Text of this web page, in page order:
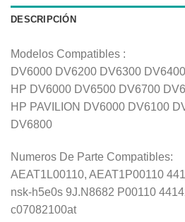
DESCRIPCIÓN
Modelos Compatibles :
DV6000 DV6200 DV6300 DV6400
HP DV6000 DV6500 DV6700
HP PAVILION DV6000 DV6100
DV6800
Numeros De Parte Compatibles:
AEAT1L00110, AEAT1P00110
nsk-h5e0s 9J.N8682 P00110
c07082100at